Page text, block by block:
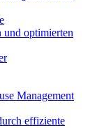
und optimierten
Management
effiziente